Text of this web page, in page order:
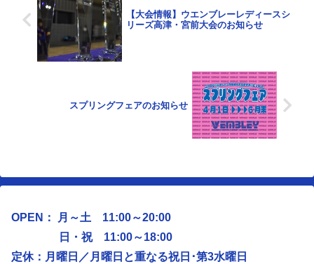
【大会情報】ウエンブレーレディースシ
リーズ高津・宮前大会のお知らせ
スプリングフェアのお知らせ
OPEN： 月～土 11:00～20:00
日・祝 11:00～18:00
定休：月曜日／ 月曜日と重なる祝日･第3水曜日